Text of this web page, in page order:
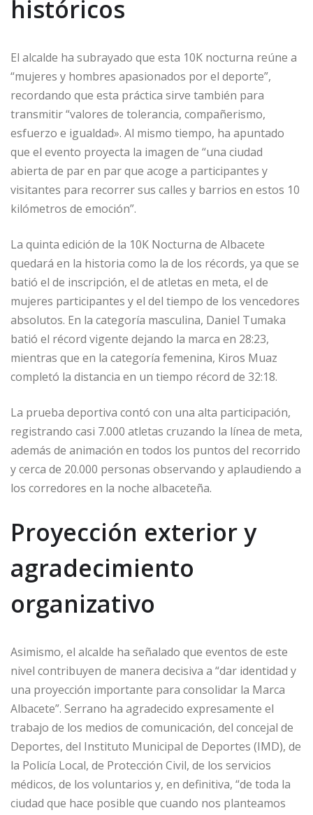
históricos
El alcalde ha subrayado que esta 10K nocturna reúne a
“mujeres y hombres apasionados por el deporte”,
recordando que esta práctica sirve también para
transmitir “valores de tolerancia, compañerismo,
esfuerzo e igualdad». Al mismo tiempo, ha apuntado
que el evento proyecta la imagen de “una ciudad
abierta de par en par que acoge a participantes y
visitantes para recorrer sus calles y barrios en estos 10
kilómetros de emoción”.
La quinta edición de la 10K Nocturna de Albacete
quedará en la historia como la de los récords, ya que se
batió el de inscripción, el de atletas en meta, el de
mujeres participantes y el del tiempo de los vencedores
absolutos. En la categoría masculina, Daniel Tumaka
batió el récord vigente dejando la marca en 28:23,
mientras que en la categoría femenina, Kiros Muaz
completó la distancia en un tiempo récord de 32:18.
La prueba deportiva contó con una alta participación,
registrando casi 7.000 atletas cruzando la línea de meta,
además de animación en todos los puntos del recorrido
y cerca de 20.000 personas observando y aplaudiendo a
los corredores en la noche albaceteña.
Proyección exterior y
agradecimiento
organizativo
Asimismo, el alcalde ha señalado que eventos de este
nivel contribuyen de manera decisiva a “dar identidad y
una proyección importante para consolidar la Marca
Albacete”. Serrano ha agradecido expresamente el
trabajo de los medios de comunicación, del concejal de
Deportes, del Instituto Municipal de Deportes (IMD), de
la Policía Local, de Protección Civil, de los servicios
médicos, de los voluntarios y, en definitiva, “de toda la
ciudad que hace posible que cuando nos planteamos